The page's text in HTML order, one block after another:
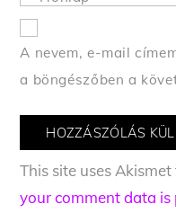
A nevem, e-mail
a böngészőben a
This site uses
your comment data is